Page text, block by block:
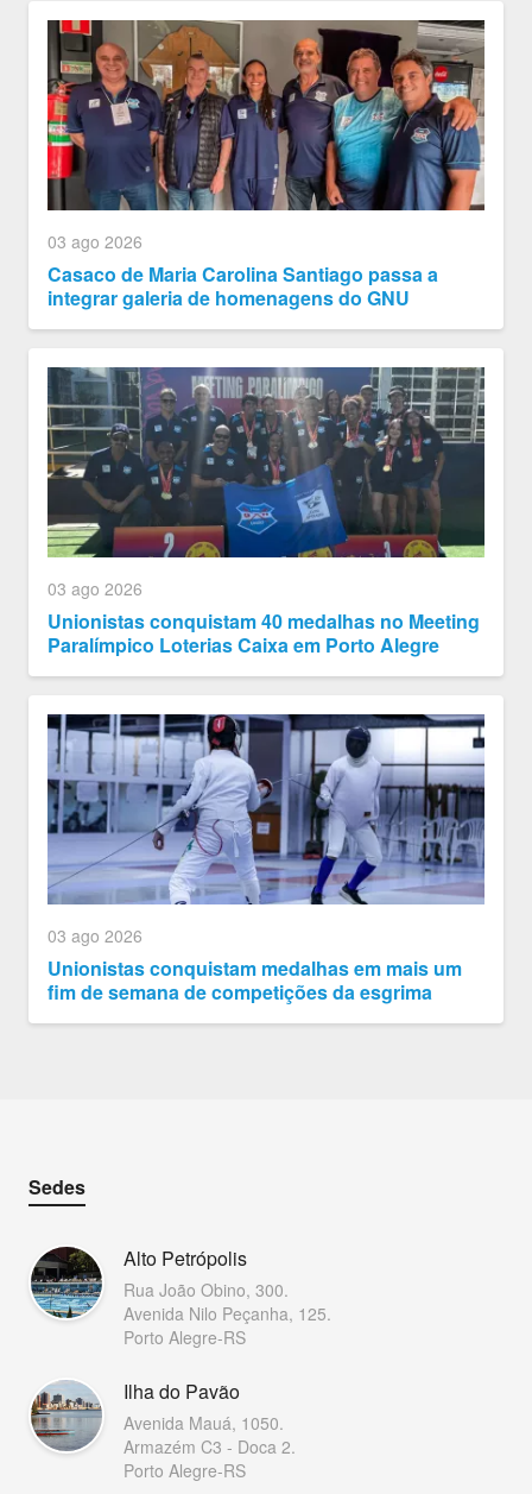
03 ago 2026
Casaco de Maria Carolina Santiago passa a
integrar galeria de homenagens do GNU
03 ago 2026
Unionistas conquistam 40 medalhas no Meeting
Paralímpico Loterias Caixa em Porto Alegre
03 ago 2026
Unionistas conquistam medalhas em mais um
fim de semana de competições da esgrima
Sedes
Alto Petrópolis
Rua João Obino, 300.
Avenida Nilo Peçanha, 125.
Porto Alegre-RS
Ilha do Pavão
Avenida Mauá, 1050.
Armazém C3 - Doca 2.
Porto Alegre-RS